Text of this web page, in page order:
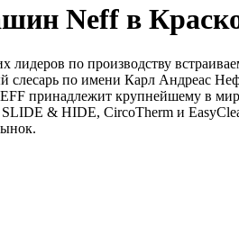
Neff в
лидеров по производству
слесарь по имени Карл Андреас
принадлежит крупнейшему в
SLIDE & HIDE, CircoTherm и